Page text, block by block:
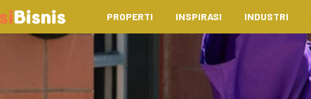
PROPERTI INSPIRASI INDUSTRI